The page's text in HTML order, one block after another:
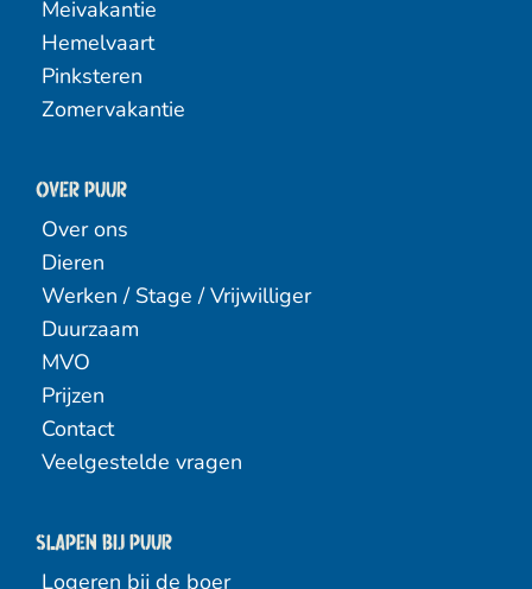
Meivakantie
Hemelvaart
Pinksteren
Zomervakantie
Over PUUR
Over ons
Dieren
Werken / Stage / Vrijwilliger
Duurzaam
MVO
Prijzen
Contact
Veelgestelde vragen
Slapen bij puur
Logeren bij de boer